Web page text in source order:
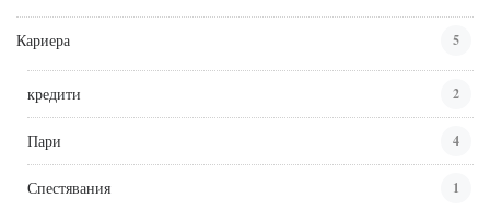
Кариера 5
кредити 2
Пари 4
Спестявания 1